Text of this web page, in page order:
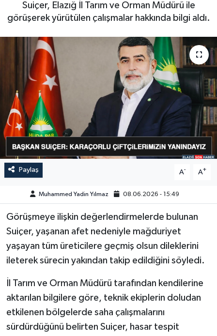
Suiçer, Elazığ İl Tarım ve Orman Müdürü ile
görüşerek yürütülen çalışmalar hakkında bilgi aldı.
Paylaş A- A+
Muhammed Yadin Yılmaz 08.06.2026 - 15:49
Görüşmeye ilişkin değerlendirmelerde bulunan
Suiçer, yaşanan afet nedeniyle mağduriyet
yaşayan tüm üreticilere geçmiş olsun dileklerini
ileterek sürecin yakından takip edildiğini söyledi.
İl Tarım ve Orman Müdürü tarafından kendilerine
aktarılan bilgilere göre, teknik ekiplerin doludan
etkilenen bölgelerde saha çalışmalarını
sürdürdüğünü belirten Suiçer, hasar tespit
GÜNDEM
HABERDE İNSAN
KÜLTÜR-SANAT
MAGAZİN
MEDYA
ÖZEL HABER
POLİTİKA
SAĞLIK
SİYASET
SPOR
TEKNOLOJİ